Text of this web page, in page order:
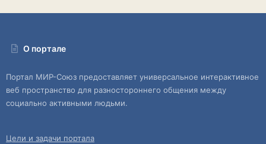
О портале
Портал МИР-Союз предоставляет универсальное интерактивное
веб пространство для разностороннего общения между
социально активными людьми.
Цели и задачи портала